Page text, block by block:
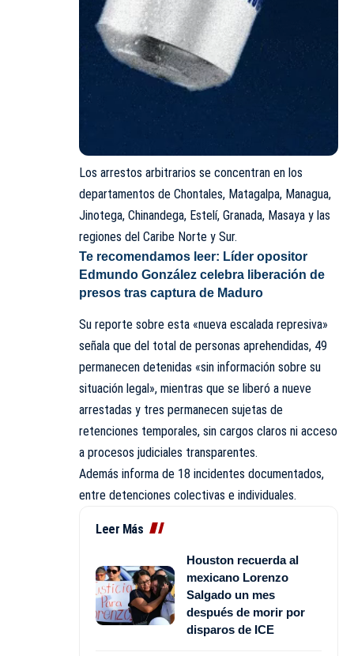
Los arrestos arbitrarios se concentran en los
departamentos de Chontales, Matagalpa, Managua,
Jinotega, Chinandega, Estelí, Granada, Masaya y las
regiones del Caribe Norte y Sur.
Te recomendamos leer: Líder opositor
Edmundo González celebra liberación de
presos tras captura de Maduro
Su reporte sobre esta «nueva escalada represiva»
señala que del total de personas aprehendidas, 49
permanecen detenidas «sin información sobre su
situación legal», mientras que se liberó a nueve
arrestadas y tres permanecen sujetas de
retenciones temporales, sin cargos claros ni acceso
a procesos judiciales transparentes.
Además informa de 18 incidentes documentados,
entre detenciones colectivas e individuales.
Leer Más
Houston recuerda al
mexicano Lorenzo
Salgado un mes
después de morir por
disparos de ICE